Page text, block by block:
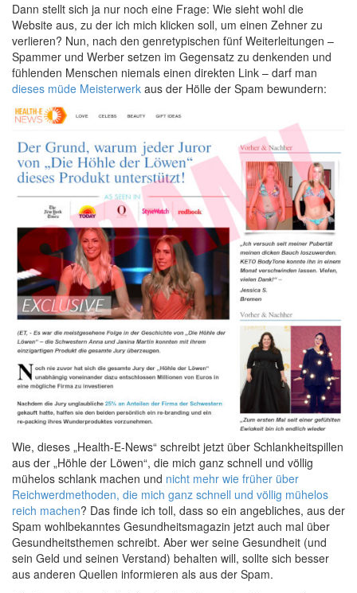
Dann stellt sich ja nur noch eine Frage: Wie sieht wohl die
Website aus, zu der ich mich klicken soll, um einen Zehner zu
verlieren? Nun, nach den genretypischen fünf Weiterleitungen –
Spammer und Werber setzen im Gegensatz zu denkenden und
fühlenden Menschen niemals einen direkten Link – darf man
dieses müde Meisterwerk aus der Hölle der Spam bewundern:
Wie, dieses „Health-E-News“ schreibt jetzt über Schlankheitspillen
aus der „Höhle der Löwen“, die mich ganz schnell und völlig
mühelos schlank machen und nicht mehr wie früher über
Reichwerdmethoden, die mich ganz schnell und völlig mühelos
reich machen? Das finde ich toll, dass so ein angebliches, aus der
Spam wohlbekanntes Gesundheitsmagazin jetzt auch mal über
Gesundheitsthemen schreibt. Aber wer seine Gesundheit (und
sein Geld und seinen Verstand) behalten will, sollte sich besser
aus anderen Quellen informieren als aus der Spam.